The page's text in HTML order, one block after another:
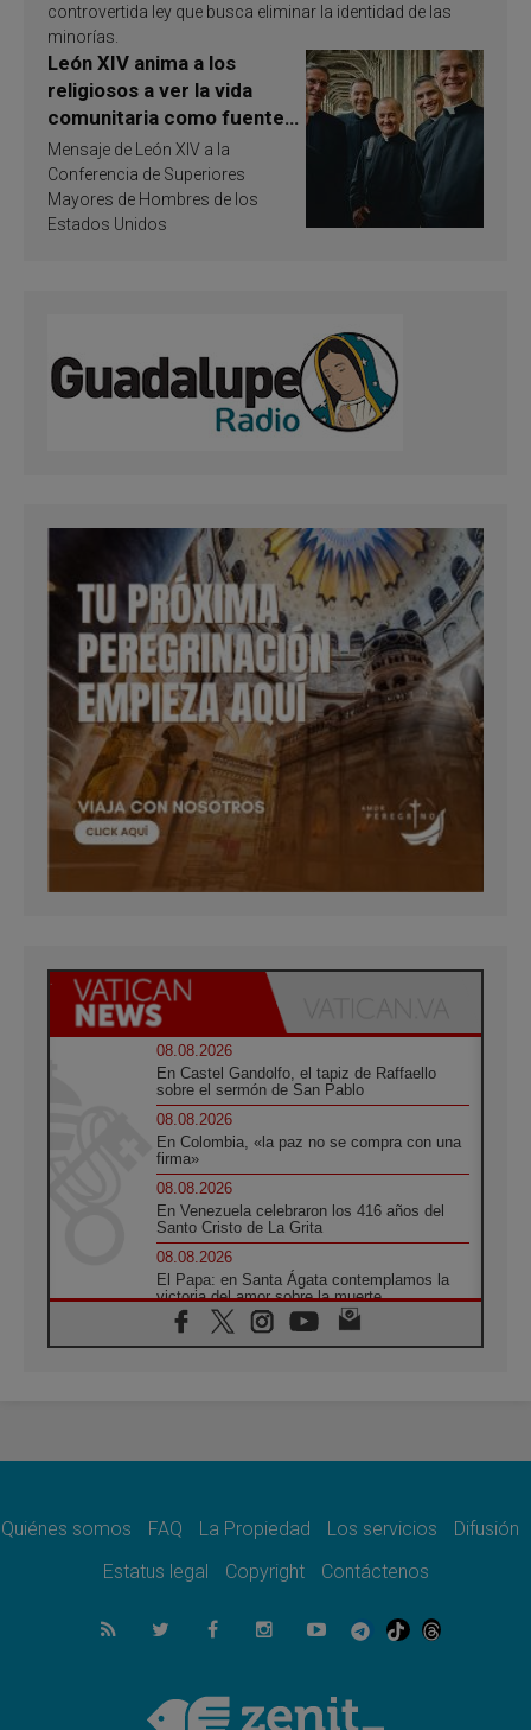
controvertida ley que busca eliminar la identidad de las
minorías.
León XIV anima a los
religiosos a ver la vida
comunitaria como fuente
de inspiración y
santificación
Mensaje de León XIV a la
Conferencia de Superiores
Mayores de Hombres de los
Estados Unidos
08.08.2026
En Castel Gandolfo, el tapiz de Raffaello
sobre el sermón de San Pablo
08.08.2026
En Colombia, «la paz no se compra con una
firma»
08.08.2026
En Venezuela celebraron los 416 años del
Santo Cristo de La Grita
08.08.2026
El Papa: en Santa Ágata contemplamos la
victoria del amor sobre la muerte
08.08.2026
León XIV visitará el Santuario de la Madre
07.08.2026
07.08.2026
el compromiso del cristiano"
La matanza de niños en Gaza no cesa: 300
muertos en 300 días
Tagle: La guerra desfigura el mundo, solo la
revelación de Dios lo transfigura
Quiénes somos FAQ La Propiedad Los servicios
Difusión
Estatus legal
Copyright Contáctenos